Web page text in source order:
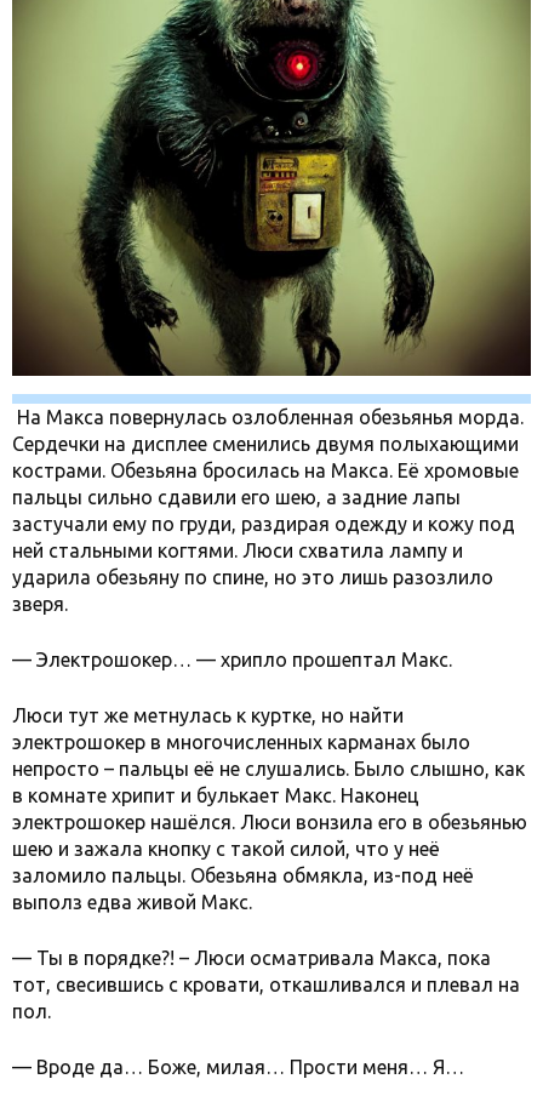
На Макса повернулась озлобленная обезьянья морда.
Сердечки на дисплее сменились двумя полыхающими
кострами. Обезьяна бросилась на Макса. Её хромовые
пальцы сильно сдавили его шею, а задние лапы
застучали ему по груди, раздирая одежду и кожу под
ней стальными когтями. Люси схватила лампу и
ударила обезьяну по спине, но это лишь разозлило
зверя.
— Электрошокер… — хрипло прошептал Макс.
Люси тут же метнулась к куртке, но найти
электрошокер в многочисленных карманах было
непросто – пальцы её не слушались. Было слышно, как
в комнате хрипит и булькает Макс. Наконец
электрошокер нашёлся. Люси вонзила его в обезьянью
шею и зажала кнопку с такой силой, что у неё
заломило пальцы. Обезьяна обмякла, из-под неё
выполз едва живой Макс.
— Ты в порядке?! – Люси осматривала Макса, пока
тот, свесившись с кровати, откашливался и плевал на
пол.
— Вроде да… Боже, милая… Прости меня… Я…